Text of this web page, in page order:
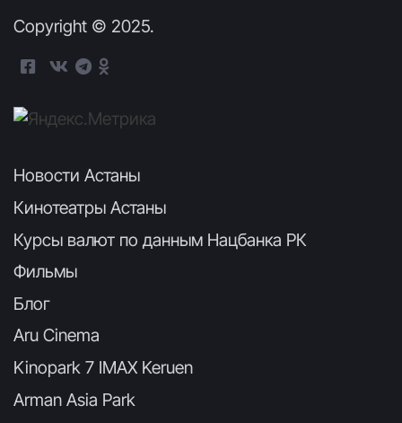
Copyright © 2025.
Новости Астаны
Кинотеатры Астаны
Курсы валют по данным Нацбанка РК
Фильмы
Блог
Aru Cinema
Kinopark 7 IMAX Keruen
Arman Asia Park